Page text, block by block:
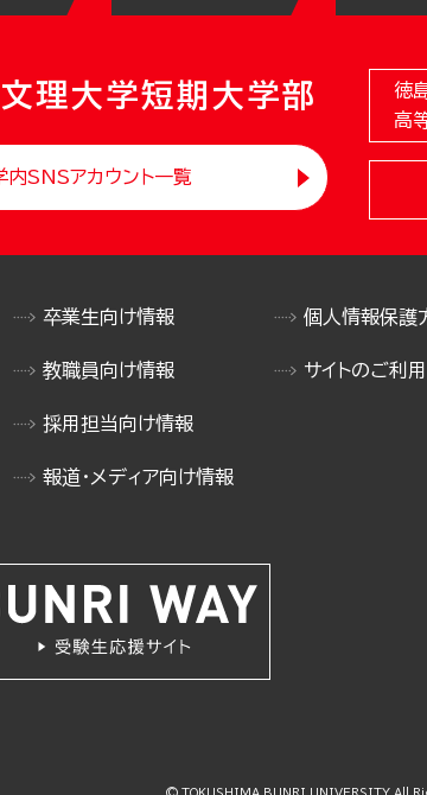
理大学短期大学部
内SNSアカウント一覧
徳
高
卒業生向け情報
教職員向け情報
採用担当向け情報
報道・メディア向け情報
個人情報保護
サイトのご利